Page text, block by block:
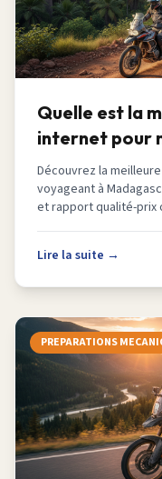
Quelle est la
internet pour
en 2026
Découvrez la
voyageant à
et rapport qualité-prix
Lire la suite →
PREPARATIONS